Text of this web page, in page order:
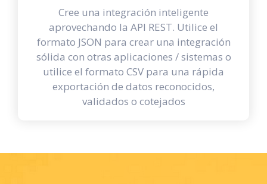
Cree una integración inteligente
aprovechando la API REST. Utilice el
formato JSON para crear una integración
sólida con otras aplicaciones / sistemas o
utilice el formato CSV para una rápida
exportación de datos reconocidos,
validados o cotejados